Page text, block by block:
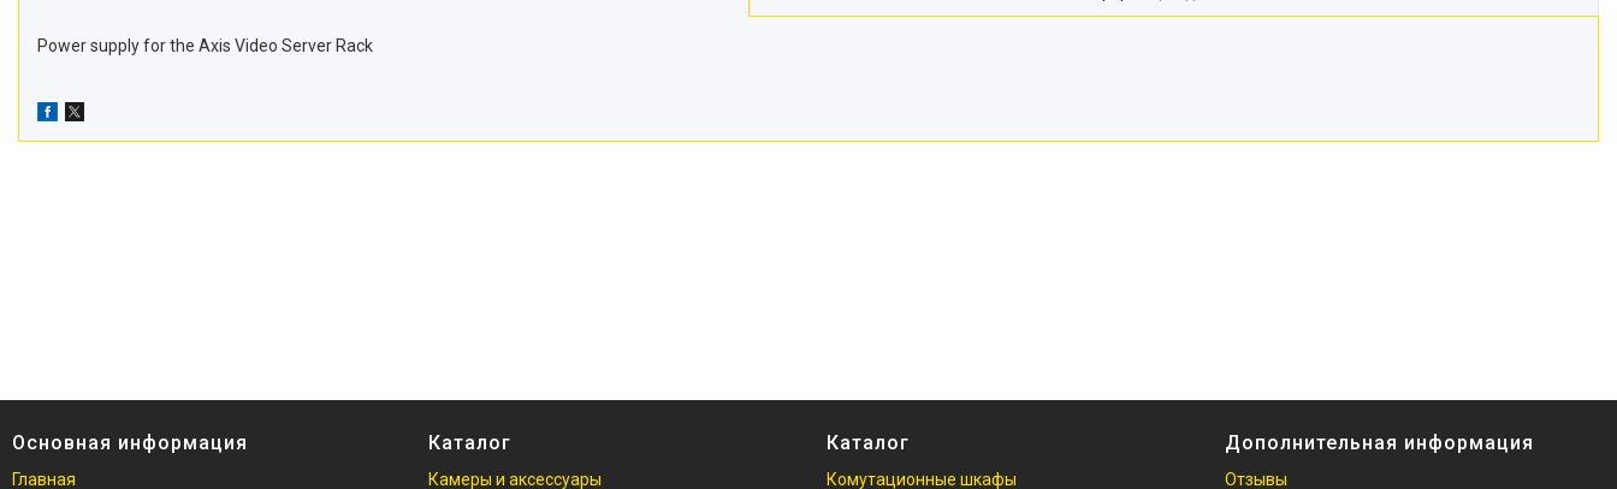
Power supply for the Axis Video Server Rack
Основная информация
Главная
Каталог
Камеры и аксессуары
Каталог
Комутационные шкафы
Дополнительная информация
Отзывы